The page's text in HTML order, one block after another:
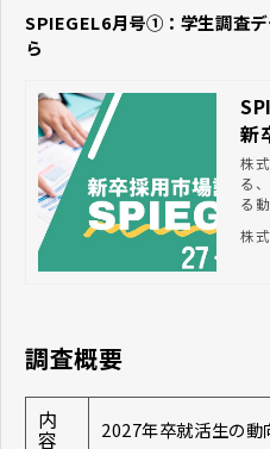
SPIEGEL6月号①：学生調査デ
ら
新
動
株
る
る
思
株
調査概要
内
容 2027年卒就活生の動